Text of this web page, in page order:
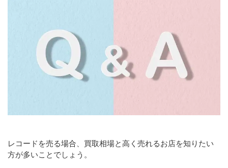
レコードを売る場合、買取相場と高く売れるお店を知りたい
方が多いことでしょう。